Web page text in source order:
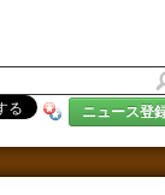
ニュース登